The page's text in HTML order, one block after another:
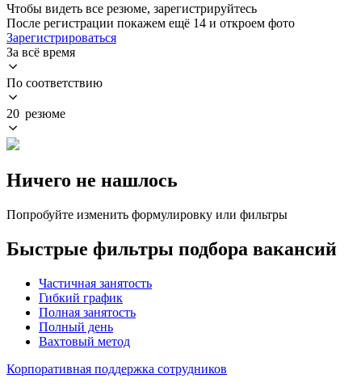
Чтобы видеть все резюме, зарегистрируйтесь
После регистрации покажем ещё 14 и откроем фото
Зарегистрироваться
За всё время
По соответствию
20 резюме
Ничего не нашлось
Попробуйте изменить формулировку или фильтры
Быстрые фильтры подбора вакансий
Частичная занятость
Гибкий график
Полная занятость
Полный день
Вахтовый метод
Корпоративная поддержка сотрудников